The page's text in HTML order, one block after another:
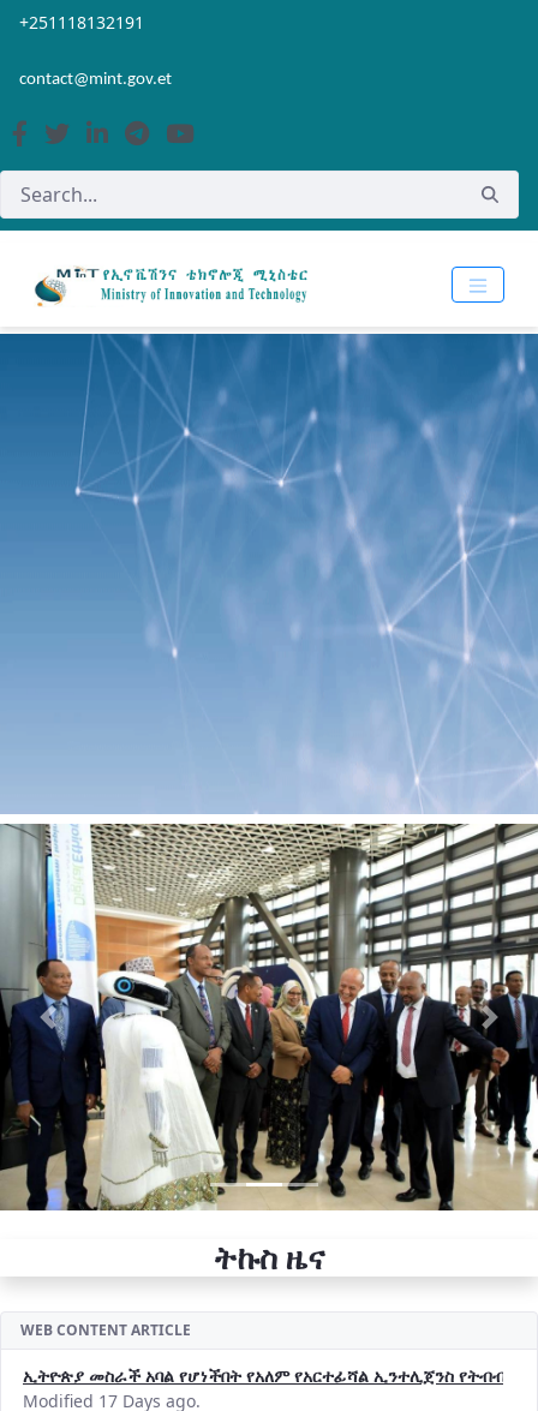
Skip to Main Content
Open Accessibility Menu
+251118132191
contact@mint.gov.et
Previous Next
ኢትዮጵያ መስራች አባል የሆነችበት የአለም የአርተፊሻል ኢንተሊጀንስ የትብብር
Modified 17 Days ago.